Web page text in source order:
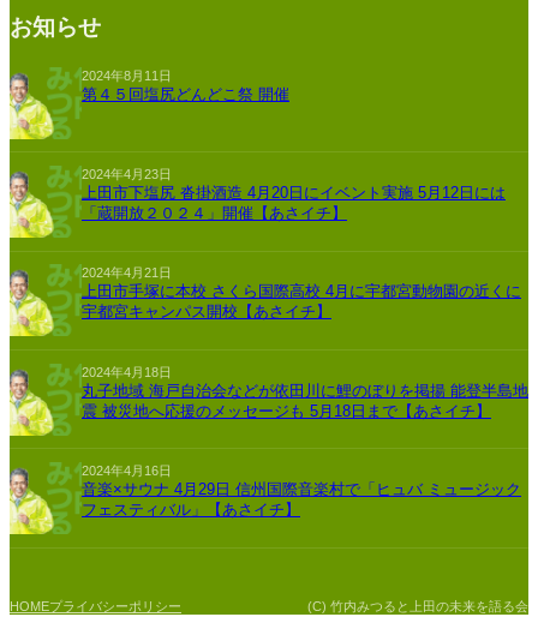
お知らせ
2024年8月11日
第４５回塩尻どんどこ祭 開催
2024年4月23日
上田市下塩尻 沓掛酒造 4月20日にイベント実施 5月12日には
「蔵開放２０２４」開催【あさイチ】
2024年4月21日
上田市手塚に本校 さくら国際高校 4月に宇都宮動物園の近くに
宇都宮キャンパス開校【あさイチ】
2024年4月18日
丸子地域 海戸自治会などが依田川に鯉のぼりを掲揚 能登半島地
震 被災地へ応援のメッセージも 5月18日まで【あさイチ】
2024年4月16日
音楽×サウナ 4月29日 信州国際音楽村で「ヒュバ ミュージック
フェスティバル」【あさイチ】
HOMEプライバシーポリシー (C) 竹内みつると上田の未来を語る会